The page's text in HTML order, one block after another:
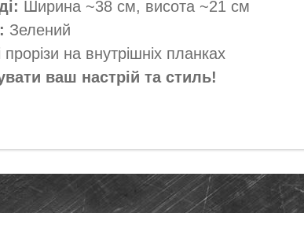
Ширина ~38 см, висота ~21 см
Зелений
на внутрішніх планках
ваш настрій та стиль!